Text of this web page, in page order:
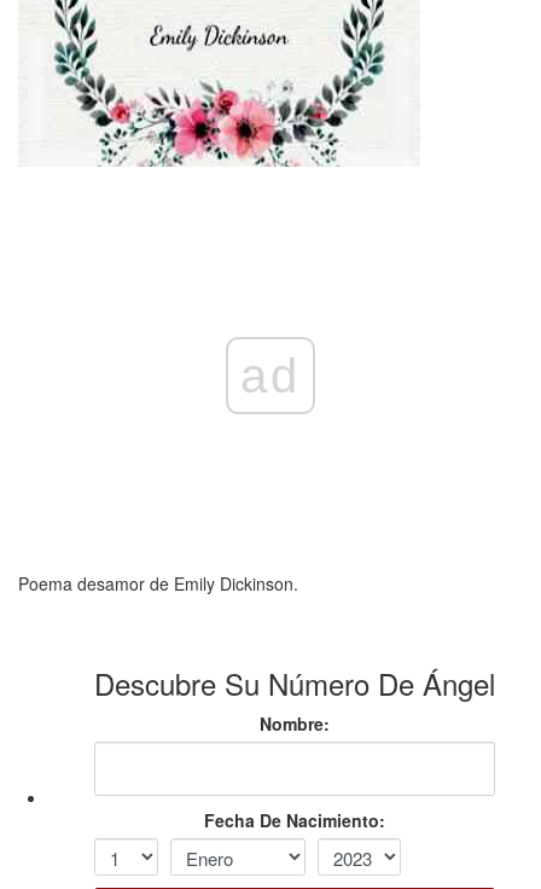
ad
Poema desamor de Emily Dickinson.
Descubre Su Número De Ángel
Nombre:
Fecha De Nacimiento: